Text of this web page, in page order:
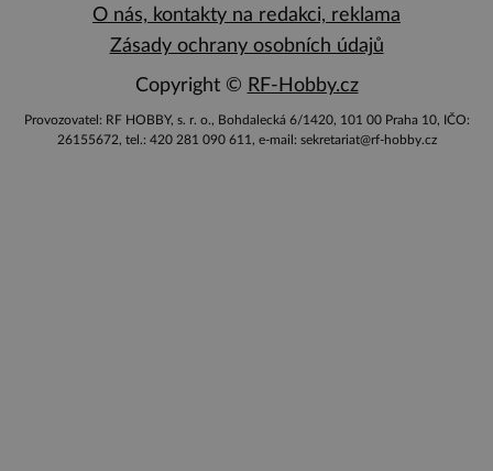
O nás, kontakty na redakci, reklama
Zásady ochrany osobních údajů
Copyright © RF-Hobby.cz
Provozovatel: RF HOBBY, s. r. o., Bohdalecká 6/1420, 101 00 Praha 10, IČO:
26155672, tel.: 420 281 090 611, e-mail: sekretariat@rf-hobby.cz